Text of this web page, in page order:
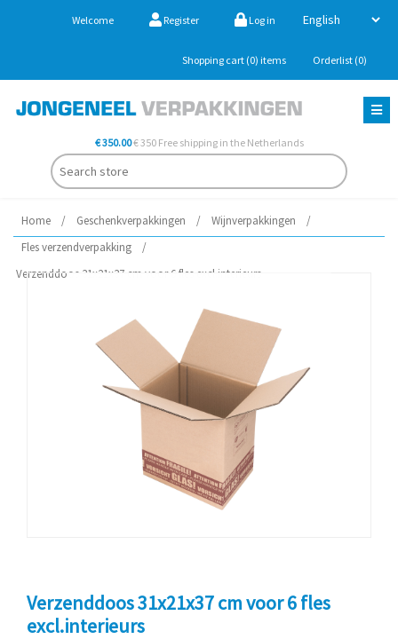
Welcome Register Log in
Shopping cart (0) items Orderlist (0)
€ 350.00€ 350 Free shipping in the Netherlands
Home / Geschenkverpakkingen / Wijnverpakkingen
/
Fles verzendverpakking
/
Verzenddoos 31x21x37 cm voor 6 fles excl.interieurs
Verzenddoos 31x21x37 cm voor 6 fles
excl.interieurs